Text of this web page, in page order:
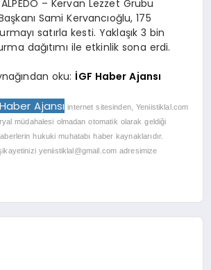
– Kervan Lezzet Grubu
Sami Kervancıoğlu, 175
satırla kesti. Yaklaşık 3 bin
dağıtımı ile etkinlik sona erdi.
oku: İGF Haber Ajansı
Ajansı internet sitesinden, Yeniistiklal.com
müdahalesi olmadan otomatik olarak geldiği
hukuki muhatabı haber kaynaklarıdır.
yeniistiklal@gmail.com adresimize